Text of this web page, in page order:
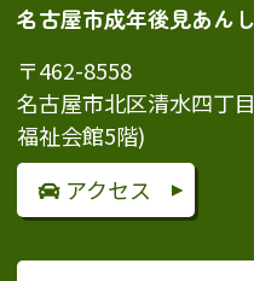
名古屋市成年後見あん
〒462-8558
名古屋市北区清水四丁
福祉会館5階)
アクセス